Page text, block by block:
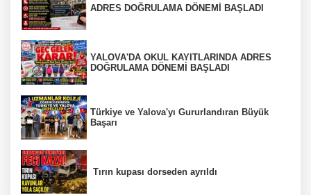
ADRES DOĞRULAMA DÖNEMİ BAŞLADI
YALOVA'DA OKUL KAYITLARINDA ADRES
DOĞRULAMA DÖNEMİ BAŞLADI
Türkiye ve Yalova'yı Gururlandıran Büyük
Başarı
Tırın kupası dorseden ayrıldı